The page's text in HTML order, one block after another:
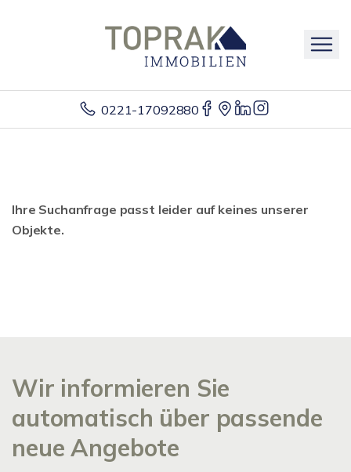
0221-17092880
Ihre Suchanfrage passt leider auf keines unserer
Objekte.
Wir informieren Sie
automatisch über passende
neue Angebote